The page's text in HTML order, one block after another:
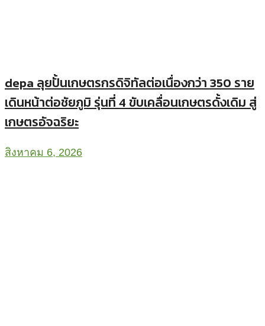
depa ลุยปั้นเกษตรกรดิจิทัลต่อเนื่องกว่า 350 ราย
เดินหน้าต่อชัยภูมิ รุ่นที่ 4 ขับเคลื่อนเกษตรดั้งเดิม สู่
เกษตรอัจฉริยะ
สิงหาคม 6, 2026